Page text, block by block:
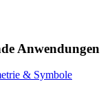
Anwendungen
& Symbole